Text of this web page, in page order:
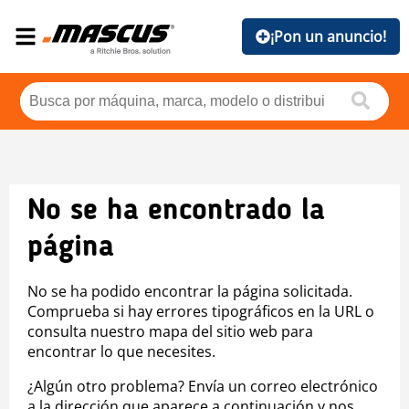
¡Pon un anuncio!
No se ha encontrado la
página
No se ha podido encontrar la página solicitada.
Comprueba si hay errores tipográficos en la URL o
consulta nuestro mapa del sitio web para
encontrar lo que necesites.
¿Algún otro problema? Envía un correo electrónico